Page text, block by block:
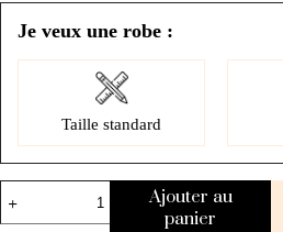
Je veux une robe :
Taille standard
Ajouter au
panier